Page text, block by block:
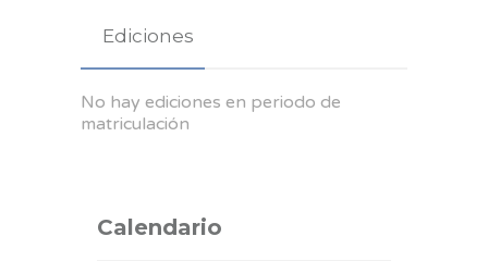
Ediciones
No hay ediciones en periodo de
matriculación
Calendario